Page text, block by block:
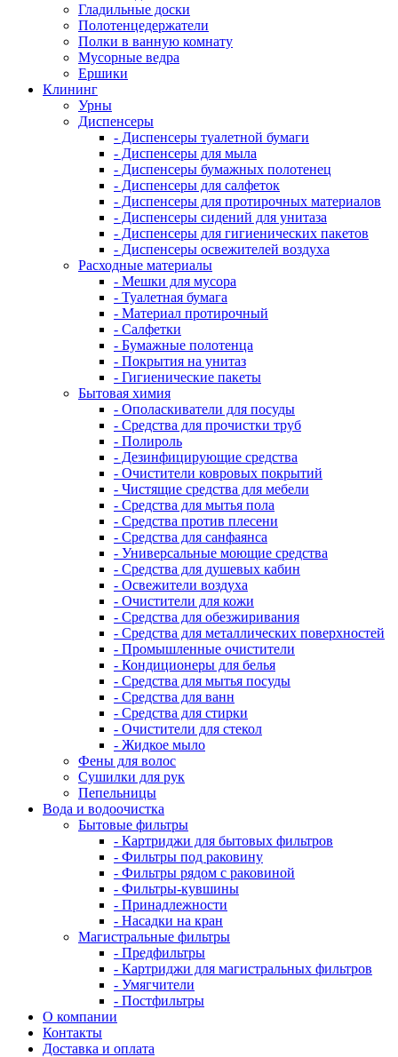
Гладильные доски
Полотенцедержатели
Полки в ванную комнату
Мусорные ведра
Ершики
Клининг
Урны
Диспенсеры
- Диспенсеры туалетной бумаги
- Диспенсеры для мыла
- Диспенсеры бумажных полотенец
- Диспенсеры для салфеток
- Диспенсеры для протирочных материалов
- Диспенсеры сидений для унитаза
- Диспенсеры для гигиенических пакетов
- Диспенсеры освежителей воздуха
Расходные материалы
- Мешки для мусора
- Туалетная бумага
- Материал протирочный
- Салфетки
- Бумажные полотенца
- Покрытия на унитаз
- Гигиенические пакеты
Бытовая химия
- Ополаскиватели для посуды
- Средства для прочистки труб
- Полироль
- Дезинфицирующие средства
- Очистители ковровых покрытий
- Чистящие средства для мебели
- Средства для мытья пола
- Средства против плесени
- Средства для санфаянса
- Универсальные моющие средства
- Средства для душевых кабин
- Освежители воздуха
- Очистители для кожи
- Средства для обезжиривания
- Средства для металлических поверхностей
- Промышленные очистители
- Кондиционеры для белья
- Средства для мытья посуды
- Средства для ванн
- Средства для стирки
- Очистители для стекол
- Жидкое мыло
Фены для волос
Сушилки для рук
Пепельницы
Вода и водоочистка
Бытовые фильтры
- Картриджи для бытовых фильтров
- Фильтры под раковину
- Фильтры рядом с раковиной
- Фильтры-кувшины
- Принадлежности
- Насадки на кран
Магистральные фильтры
- Предфильтры
- Картриджи для магистральных фильтров
- Умягчители
- Постфильтры
О компании
Контакты
Доставка и оплата